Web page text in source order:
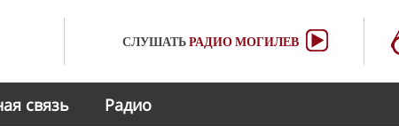
СЛУШАТЬРАДИОМОГИЛЕВ
связь Радио